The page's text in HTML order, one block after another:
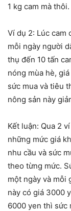
1 kg cam mà thôi.
Ví dụ 2: Lúc cam
mỗi ngày người
thụ đến 10 tấn
nóng mùa hè,
sức mua và tiêu
nông sản này
Kết luận: Qua 2
những mức giá
nhu cầu và sức
theo từng mức.
một ngày và mỗi
này có giá 3000
6000 yen thì sức